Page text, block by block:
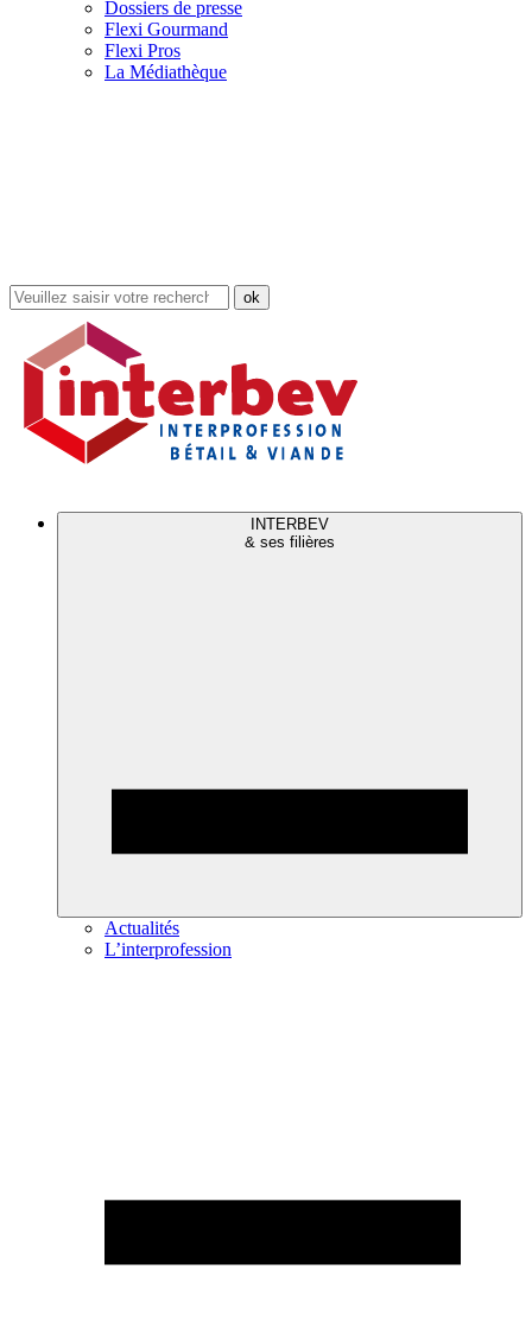
Dossiers de presse
Flexi Gourmand
Flexi Pros
La Médiathèque
Rechercher
dans
site
INTERBEV
& ses filières
Actualités
L’interprofession